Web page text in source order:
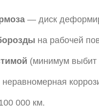
— диск
на рабочей
(минимум выбит
000 км.